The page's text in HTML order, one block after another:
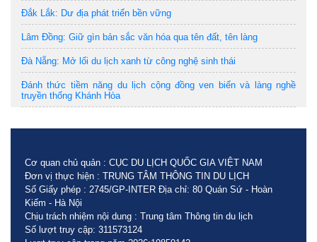
Đắk Lắk: Dư địa phát triển bền vững
Lâm Đồng: Giữ gìn bản sắc văn hóa qua tên đất, tên làng
Đà Nẵng: Mở lối du lịch xanh từ công nghệ sinh thái
Đánh thức tiềm năng du lịch cộng đồng ven biển và làng nghề
truyền thống Khánh Hòa
Cơ quan chủ quản : CỤC DU LỊCH QUỐC GIA VIỆT NAM
Đơn vị thực hiện : TRUNG TÂM THÔNG TIN DU LỊCH
Số Giấy phép : 2745/GP-INTER Địa chỉ: 80 Quán Sứ - Hoàn
Kiếm - Hà Nội
Chịu trách nhiệm nội dung : Trung tâm Thông tin du lịch
Số lượt truy cập: 311573124